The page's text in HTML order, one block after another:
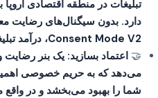
Consent Mode V2، درآمد تبلیغاتی شما در خطر است.
🤝 اعتماد بسازید: یک بنر
می‌دهد که به حریم خصوصی
شما را بهبود می‌بخشد و در واقع